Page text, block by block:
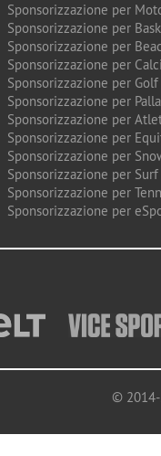
Sponsorizzazione per
Sponsorizzazione per
Sponsorizzazione per
Sponsorizzazione per
Sponsorizzazione per Golf
Sponsorizzazione per
Sponsorizzazione per
Sponsorizzazione per
Sponsorizzazione per
Sponsorizzazione per Surf
Sponsorizzazione per
Sponsorizzazione per
©